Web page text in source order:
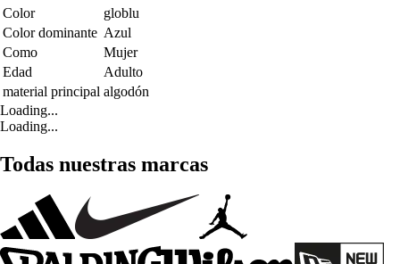
Color
globlu
Color dominante Azul
Como
Mujer
Edad
Adulto
material principal algodón
Loading...
Loading...
Todas nuestras marcas